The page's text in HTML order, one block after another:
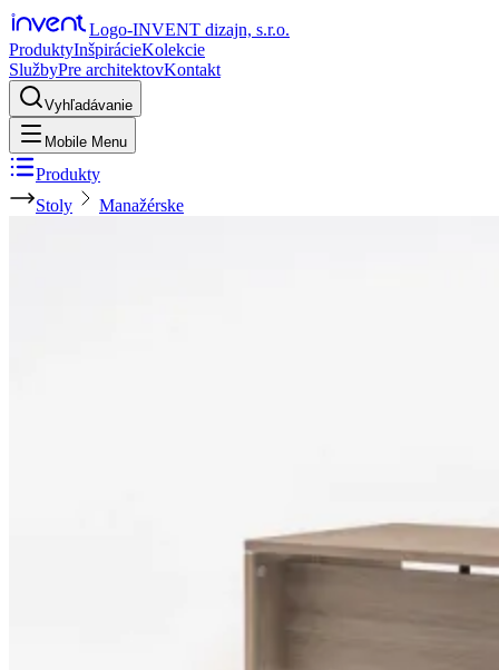
Logo-INVENT dizajn, s.r.o.
ProduktyInšpirácieKolekcie
SlužbyPre architektovKontakt
Vyhľadávanie
Mobile Menu
Produkty
Stoly
Manažérske